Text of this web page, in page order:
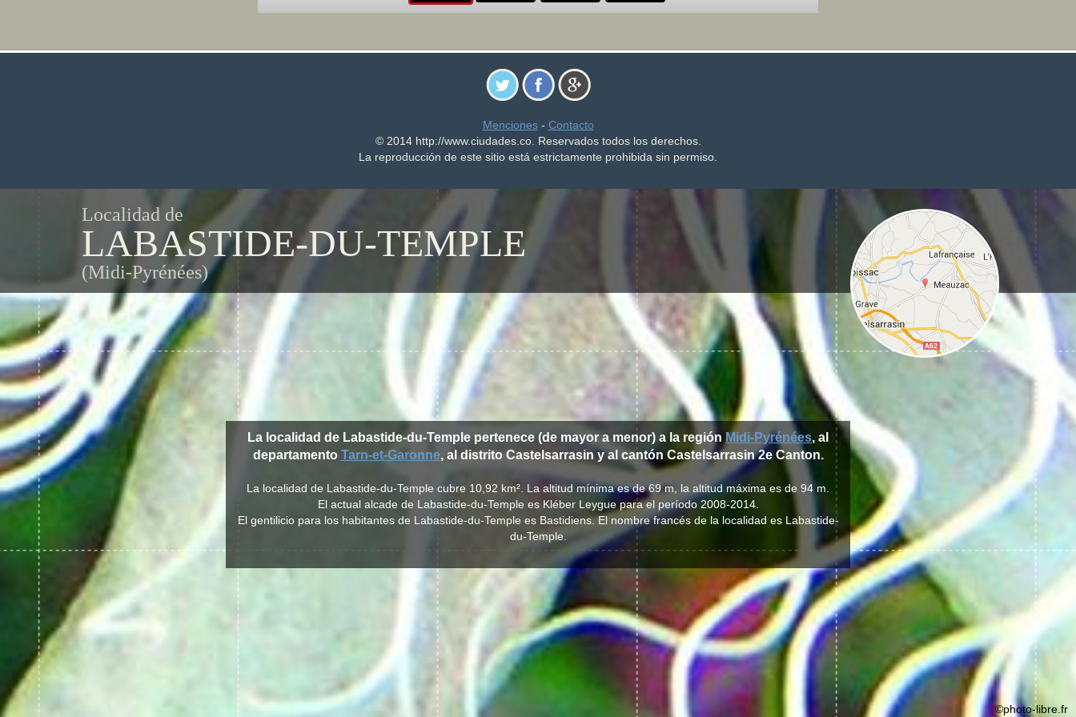
Menciones- Contacto
© 2014 http://www.ciudades.co. Reservados todos los derechos.
La reproducción de este sitio está estrictamente prohibida sin permiso.
Localidad de
LABASTIDE-DU-TEMPLE
(Midi-Pyrénées)
La localidad de Labastide-du-Temple pertenece (de mayor a menor) a la región Midi-Pyrénées, al
departamento Tarn-et-Garonne, al distrito Castelsarrasin y al cantón Castelsarrasin 2e Canton.
La localidad de Labastide-du-Temple cubre 10,92 km². La altitud mínima es de 69 m, la altitud máxima es de 94 m.
El actual alcade de Labastide-du-Temple es Kléber Leygue para el período 2008-2014.
El gentilicio para los habitantes de Labastide-du-Temple es Bastidiens. El nombre francés de la localidad es Labastide-
du-Temple.
©photo-libre.fr